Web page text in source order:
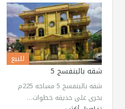
للبيع
شقه بالبنفسج 5
شقه بالبنفسج 5 مساحه 225م
بحرى على حديقه خطوات…